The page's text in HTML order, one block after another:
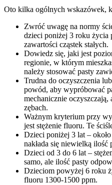
Oto kilka ogólnych wskazówek,
Zwróć uwagę na normy
dzieci poniżej 3 roku życia
zawartości cząstek stałych.
Dowiedz się, jaki jest
regionie, w którym
należy stosować pasty
Trudna do oczyszczenia
powód, aby wypróbować
mechanicznie oczyszczają,
zębach.
Ważnym kryterium przy
jest stężenie fluoru. Te
Dzieci poniżej 3 lat –
nakłada się niewielką
Dzieci od 3 do 6 lat –
samo, ale ilość pasty
Dzieciom powyżej 6 roku
fluoru 1300-1500 ppm.